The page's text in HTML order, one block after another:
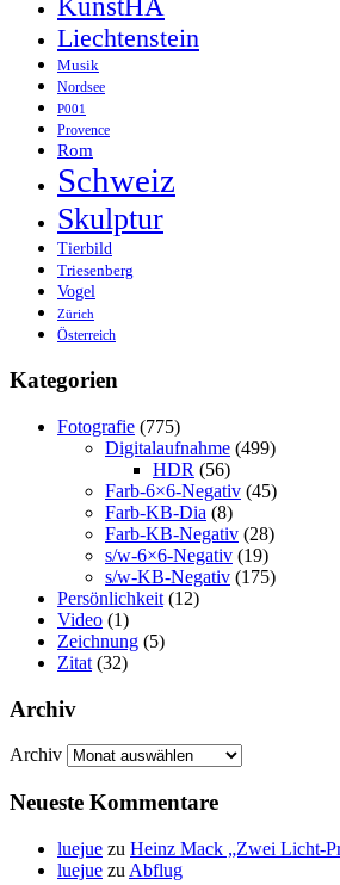
KunstHA
Liechtenstein
Musik
Nordsee
P001
Provence
Rom
Schweiz
Skulptur
Tierbild
Triesenberg
Vogel
Zürich
Österreich
Kategorien
Fotografie (775)
Digitalaufnahme (499)
HDR (56)
Farb-6×6-Negativ (45)
Farb-KB-Dia (8)
Farb-KB-Negativ (28)
s/w-6×6-Negativ (19)
s/w-KB-Negativ (175)
Persönlichkeit (12)
Video (1)
Zeichnung (5)
Zitat (32)
Archiv
Archiv
Neueste Kommentare
luejue zu Heinz Mack „Zwei Licht-
luejue zu Abflug